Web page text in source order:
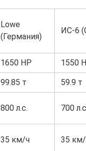
Lowe
(Германия)
ИС-6
1650 HP 1550
99.85 т 59.9 т
800 л.с. 700
35 км/ч 35